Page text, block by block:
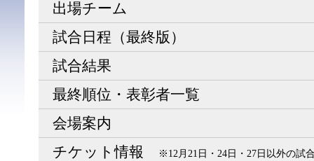
出場チーム
試合日程（最終版）
試合結果
最終順位・表彰者一覧
会場案内
チケット情報
※12月21日・24日・27日以外の試